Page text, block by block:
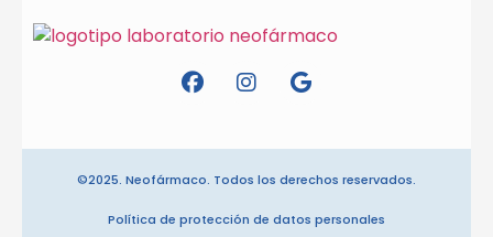
©2025. Neofármaco. Todos los derechos reservados.
Política de protección de datos personales